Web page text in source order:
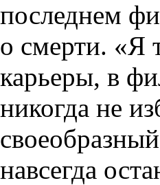
последнем
о смерти. «Я
карьеры, в
никогда не
навсегда